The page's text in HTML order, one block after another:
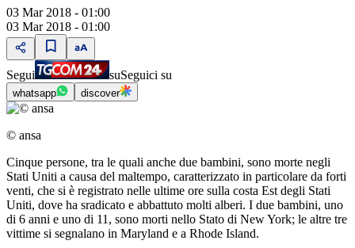
03 Mar 2018 - 01:00
03 Mar 2018 - 01:00
Segui suSeguici su
whatsapp discover
© ansa
Cinque persone, tra le quali anche due bambini, sono morte negli
Stati Uniti a causa del maltempo, caratterizzato in particolare da forti
venti, che si è registrato nelle ultime ore sulla costa Est degli Stati
Uniti, dove ha sradicato e abbattuto molti alberi. I due bambini, uno
di 6 anni e uno di 11, sono morti nello Stato di New York; le altre tre
vittime si segnalano in Maryland e a Rhode Island.